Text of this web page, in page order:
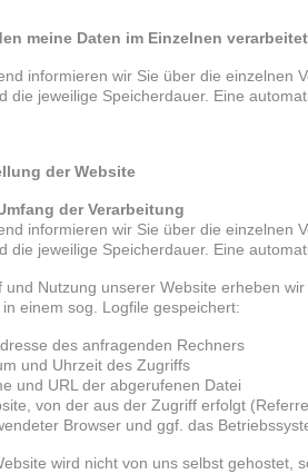
meine Daten im Einzelnen
informieren wir Sie über die einzelnen
die jeweilige Speicherdauer. Eine
der Website
der Verarbeitung
informieren wir Sie über die einzelnen
die jeweilige Speicherdauer. Eine
und Nutzung unserer Website erheben
einem sog. Logfile gespeichert:
des anfragenden Rechners
und Uhrzeit des Zugriffs
und URL der abgerufenen Datei
von der aus der Zugriff erfolgt
Browser und ggf. das
wird nicht von uns selbst gehostet,